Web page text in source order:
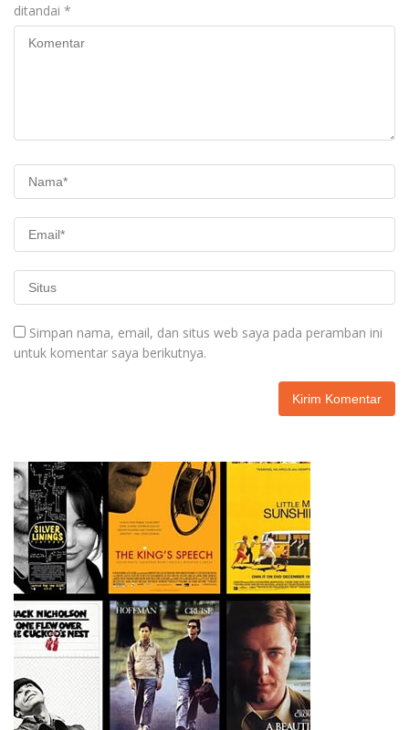
ditandai *
Simpan nama, email, dan situs web saya pada peramban ini
untuk komentar saya berikutnya.